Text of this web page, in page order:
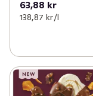
63,88 kr
138,87 kr /l